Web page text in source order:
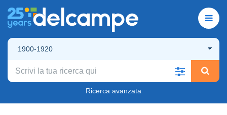
1900-1920
Ricerca avanzata